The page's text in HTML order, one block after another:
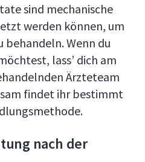
sind mechanische
werden können, um
behandeln. Wenn du
lass’ dich am
Ärzteteam
findet ihr bestimmt
nach der